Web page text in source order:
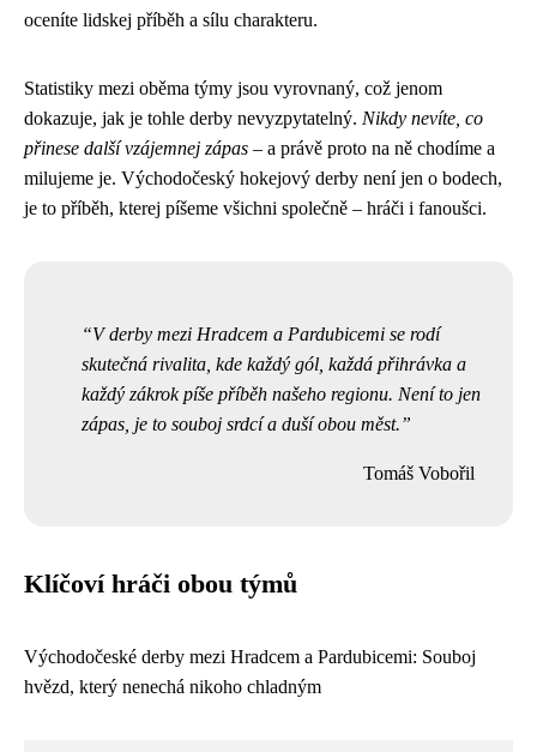
oceníte lidskej příběh a sílu charakteru.
Statistiky mezi oběma týmy jsou vyrovnaný, což jenom
dokazuje, jak je tohle derby nevyzpytatelný. Nikdy nevíte, co
přinese další vzájemnej zápas – a právě proto na ně chodíme a
milujeme je. Východočeský hokejový derby není jen o bodech,
je to příběh, kterej píšeme všichni společně – hráči i fanoušci.
V derby mezi Hradcem a Pardubicemi se rodí
skutečná rivalita, kde každý gól, každá přihrávka a
každý zákrok píše příběh našeho regionu. Není to jen
zápas, je to souboj srdcí a duší obou měst.
Tomáš Vobořil
Klíčoví hráči obou týmů
Východočeské derby mezi Hradcem a Pardubicemi: Souboj
hvězd, který nenechá nikoho chladným